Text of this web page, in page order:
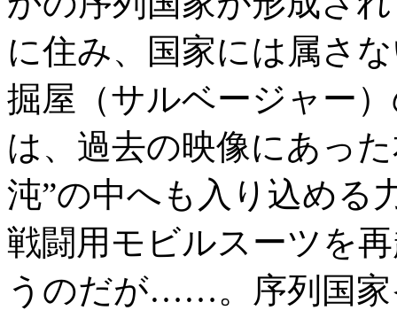
に住み、国家には属さ
掘屋（サルベージャー
は、過去の映像にあっ
沌”の中へも入り込める
戦闘用モビルスーツを
うのだが……。序列国家